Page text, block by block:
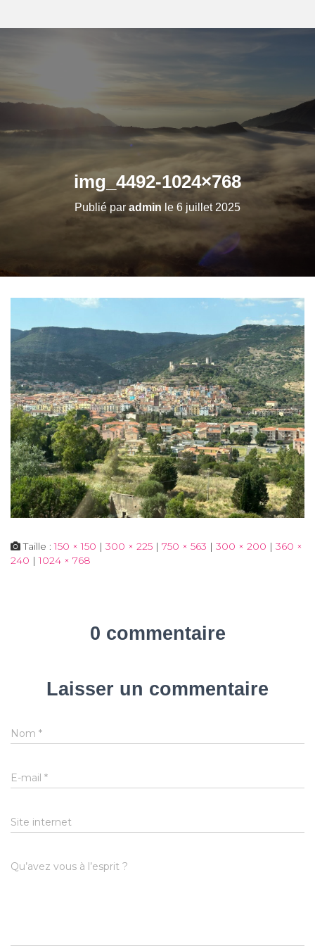
img_4492-1024×768
Publié par admin le 6 juillet 2025
Taille :150 × 150 | 300 × 225 | 750 × 563 | 300 × 200 | 360 ×
240 | 1024 × 768
0 commentaire
Laisser un commentaire
Nom *
E-mail *
Site internet
Qu’avez vous à l’esprit ?